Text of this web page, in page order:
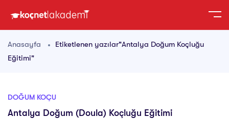
Anasayfa
Etiketlenen yazılar"Antalya Doğum Koçluğu
Eğitimi"
DOĞUM KOÇU
Antalya Doğum (Doula) Koçluğu Eğitimi